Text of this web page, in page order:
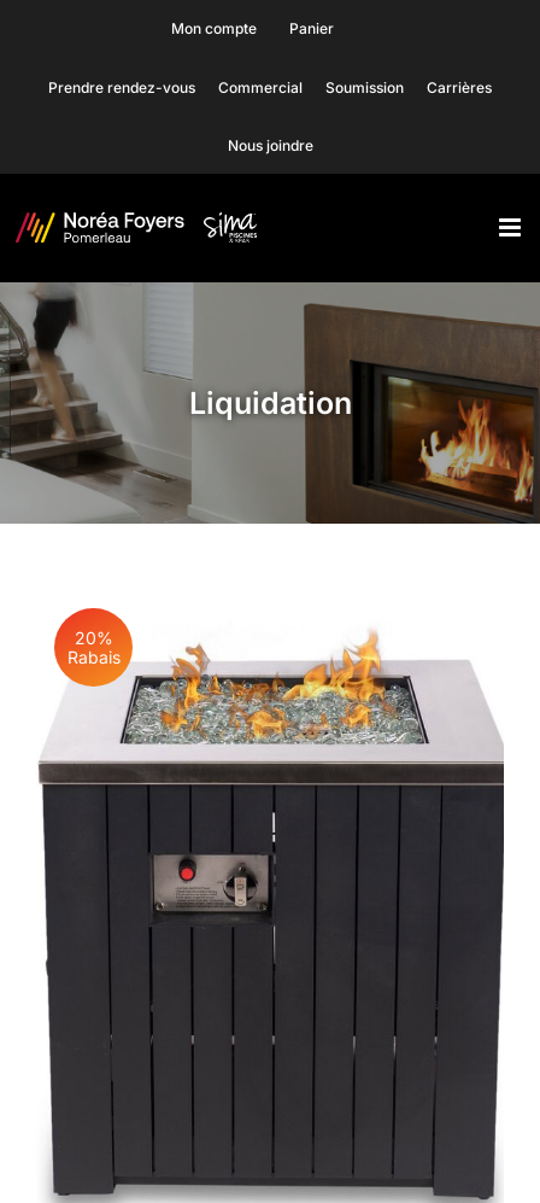
content
Mon compte Panier
Prendre rendez-vous Commercial Soumission Carrières
Nous joindre
Liquidation
20%
Rabais